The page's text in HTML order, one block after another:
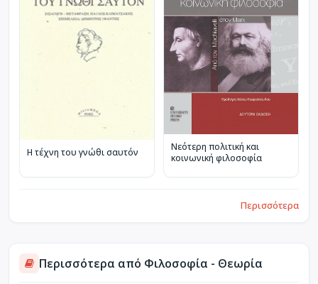
Η τέχνη του γνώθι σαυτόν
Νεότερη πολιτική και
κοινωνική φιλοσοφία
Περισσότερα
Περισσότερα από Φιλοσοφία - Θεωρία